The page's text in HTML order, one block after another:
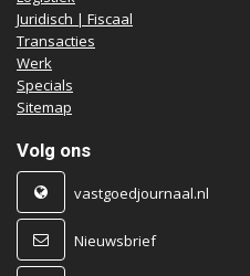
Juridisch | Fiscaal
Transacties
Werk
Specials
Sitemap
Volg ons
vastgoedjournaal.nl
Nieuwsbrief